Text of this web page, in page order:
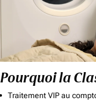
Pourquoi la
Traitement VIP au